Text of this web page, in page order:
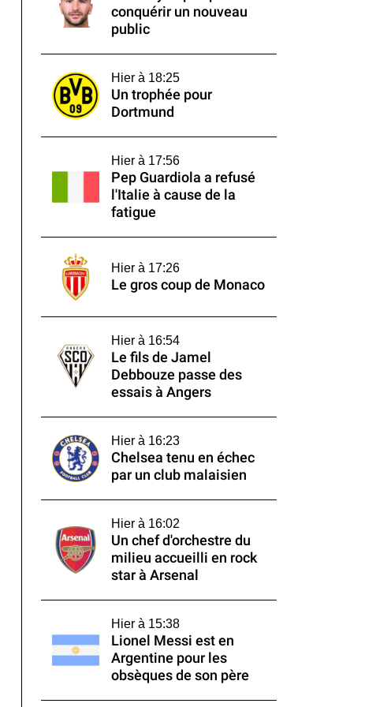
conquérir un nouveau
public
Hier à 18:25
Un trophée pour
Dortmund
Hier à 17:56
Pep Guardiola a refusé
l'Italie à cause de la
fatigue
Hier à 17:26
Le gros coup de Monaco
Hier à 16:54
Le fils de Jamel
Debbouze passe des
essais à Angers
Hier à 16:23
Chelsea tenu en échec
par un club malaisien
Hier à 16:02
Un chef d'orchestre du
milieu accueilli en rock
star à Arsenal
Hier à 15:38
Lionel Messi est en
Argentine pour les
obsèques de son père